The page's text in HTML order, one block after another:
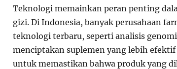
Teknologi memainkan peran penting
gizi. Di Indonesia, banyak perusahaan
teknologi terbaru, seperti analisis
menciptakan suplemen yang lebih
untuk memastikan bahwa produk yang